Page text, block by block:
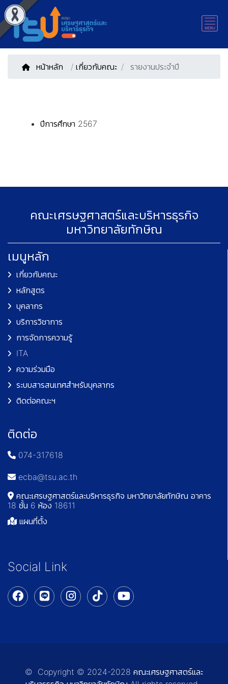
หน้าหลัก / เกี่ยวกับคณะ รายงานประจำปี
ปีการศึกษา 2567
คณะเศรษฐศาสตร์และบริหารธุรกิจ
มหาวิทยาลัยทักษิณ
เมนูหลัก
เกี่ยวกับคณะ
หลักสูตร
บุคลากร
บริการวิชาการ
การจัดการความรู้
ITA
ความร่วมมือ
ระบบสารสนเทศสำหรับบุคลากร
ติดต่อคณะฯ
ติดต่อ
074-317618
ecba@tsu.ac.th
คณะเศรษฐศาสตร์และบริหารธุรกิจ มหาวิทยาลัยทักษิณ อาคาร
18 ชั้น 6 ห้อง 18611
แผนที่ตั้ง
Social Link
© Copyright © 2024-2028 คณะเศรษฐศาสตร์และ